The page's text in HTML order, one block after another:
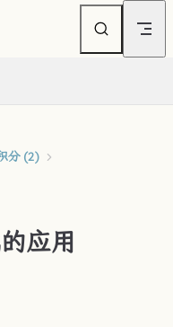
分 (2)
应用